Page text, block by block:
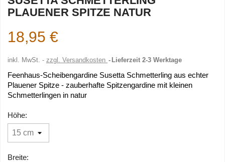
PLAUENER SPITZE NATUR
18,95 €
inkl. MwSt. zzgl. Versandkosten Lieferzeit 2-3 Werktage
Feenhaus-Scheibengardine Susetta Schmetterling aus echter
Plauener Spitze - zauberhafte Spitzengardine mit kleinen
Schmetterlingen in natur
Höhe:
Breite: